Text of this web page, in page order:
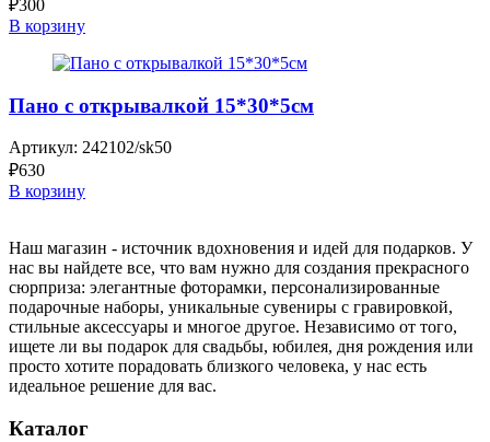
₽300
В корзину
Пано с открывалкой 15*30*5см
Артикул: 242102/sk50
₽630
В корзину
Наш магазин - источник вдохновения и идей для подарков. У
нас вы найдете все, что вам нужно для создания прекрасного
сюрприза: элегантные фоторамки, персонализированные
подарочные наборы, уникальные сувениры с гравировкой,
стильные аксессуары и многое другое. Независимо от того,
ищете ли вы подарок для свадьбы, юбилея, дня рождения или
просто хотите порадовать близкого человека, у нас есть
идеальное решение для вас.
Каталог